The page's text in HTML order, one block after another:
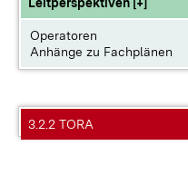
Operatoren
Anhänge zu Fachplänen
3.2.2 TORA